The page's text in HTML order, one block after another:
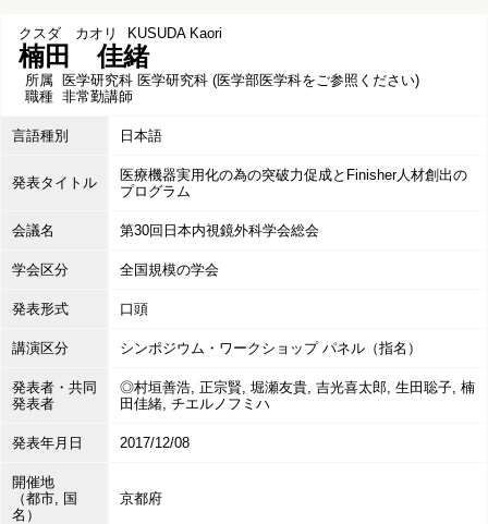
クスダ カオリ KUSUDA Kaori
楠田 佳緒
所属 医学研究科 医学研究科 (医学部医学科をご参照ください)
職種 非常勤講師
言語種別 日本語
発表タイトル
医療機器実用化の為の突破力促成とFinisher人材創出の
プログラム
会議名 第30回日本内視鏡外科学会総会
学会区分 全国規模の学会
発表形式 口頭
講演区分 シンポジウム・ワークショップ パネル（指名）
発表者・共同
発表者
◎村垣善浩, 正宗賢, 堀瀬友貴, 吉光喜太郎, 生田聡子, 楠
田佳緒, チエルノフミハ
発表年月日 2017/12/08
開催地
（都市, 国
名）
京都府